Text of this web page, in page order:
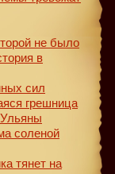
не было
в
сил
грешница
соленой
тянет на